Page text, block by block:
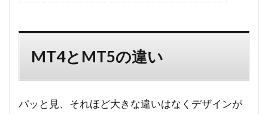
MT4とMT5の違い
パッと見、それほど大きな違いはなくデザインが